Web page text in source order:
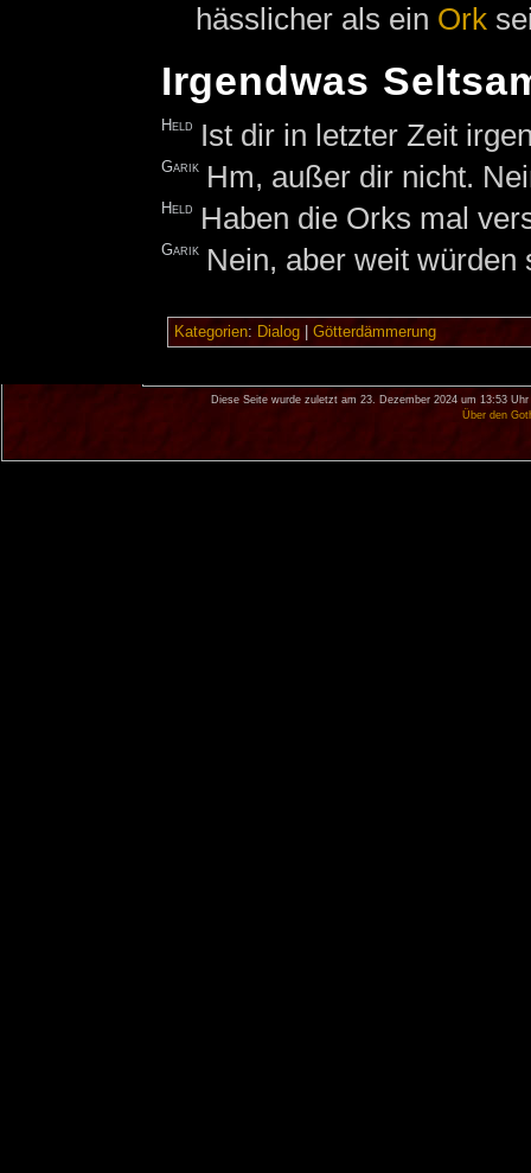
hässlicher als ein Ork
Irgendwas
Held Ist dir in letzter Zeit
Garik Hm, außer dir nicht.
Held Haben die Orks mal
Garik Nein, aber weit
Kategorien: Dialog| Götterdämmerung
Diese Seite wurde zuletzt am 23. Dezember 2024 um 13:53 Uhr
Über den